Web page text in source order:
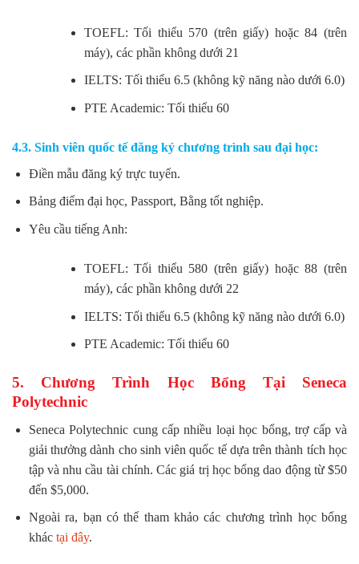
TOEFL: Tối thiểu 570 (trên giấy) hoặc 84 (trên
máy), các phần không dưới 21
IELTS: Tối thiểu 6.5 (không kỹ năng nào dưới 6.0)
PTE Academic: Tối thiểu 60
4.3. Sinh viên quốc tế đăng ký chương trình sau đại học:
Điền mẫu đăng ký trực tuyến.
Bảng điểm đại học, Passport, Bằng tốt nghiệp.
Yêu cầu tiếng Anh:
TOEFL: Tối thiểu 580 (trên giấy) hoặc 88 (trên
máy), các phần không dưới 22
IELTS: Tối thiểu 6.5 (không kỹ năng nào dưới 6.0)
PTE Academic: Tối thiểu 60
5. Chương Trình Học Bổng Tại Seneca
Polytechnic
Seneca Polytechnic cung cấp nhiều loại học bổng, trợ cấp và
giải thưởng dành cho sinh viên quốc tế dựa trên thành tích học
tập và nhu cầu tài chính. Các giá trị học bổng dao động từ $50
đến $5,000.
Ngoài ra, bạn có thể tham khảo các chương trình học bổng
khác tại đây.